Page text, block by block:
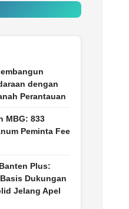
dengan
Perantauan
MBG: 833
Peminta Fee
Plus:
Dukungan
Jelang Apel